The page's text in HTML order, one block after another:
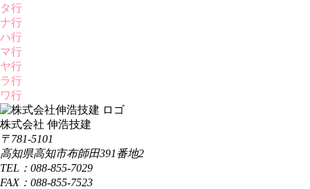
タ行
ナ行
ハ行
マ行
ヤ行
ラ行
ワ行
株式会社 伸浩技建
〒781-5101
高知県高知市布師田391番地2
TEL：088-855-7029
FAX：088-855-7523